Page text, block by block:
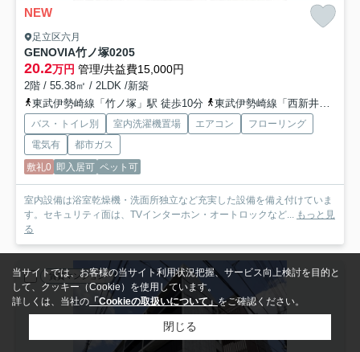
NEW
足立区六月
GENOVIA竹ノ塚0205
20.2万円 管理/共益費15,000円
2階 / 55.38㎡ / 2LDK /新築
東武伊勢崎線「竹ノ塚」駅 徒歩10分
東武伊勢崎線「西新井」駅 徒歩17分
バス・トイレ別 室内洗濯機置場 エアコン
フローリング
電気有
都市ガス
敷礼0 即入居可 ペット可
室内設備は浴室乾燥機・洗面所独立など充実した設備を備え付けていま
す。セキュリティ面は、TVインターホン・オートロックなど... もっと見
る
賃貸マンション
当サイトでは、お客様の当サイト利用状況把握、サービス向上検討を目的と
して、クッキー（Cookie）を使用しています。
詳しくは、当社の 「Cookieの取扱いについて」 をご確認ください。
閉じる